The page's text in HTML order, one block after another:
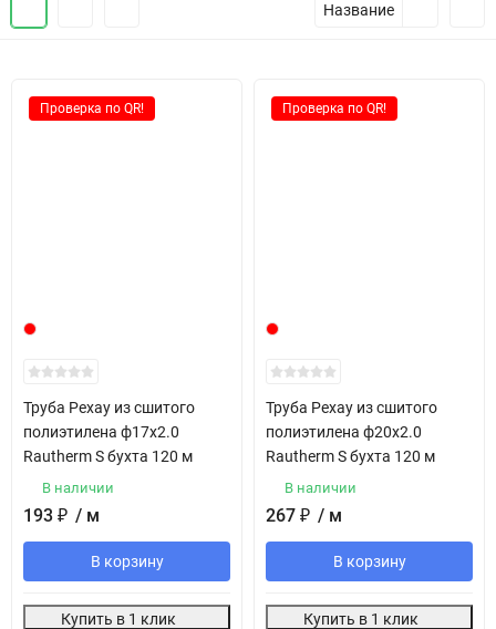
Название
Проверка по QR!
Труба Pexay из сшитого
полиэтилена ф17х2.0
Rautherm S бухта 120 м
В наличии
193 ₽ / м
В корзину
Купить в 1 клик
Проверка по QR!
Труба Pexay из сшитого
полиэтилена ф20х2.0
Rautherm S бухта 120 м
В наличии
267 ₽ / м
В корзину
Купить в 1 клик